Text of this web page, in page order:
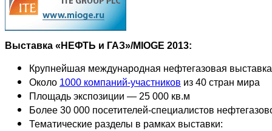
Выставка «НЕФТЬ и ГАЗ»/MIOGE 2013:
Крупнейшая международная нефтегазовая
Около 1000 компаний-участников из 40 стран мира
Площадь экспозиции — 25 000 кв.м
Более 30 000 посетителей-специалистов
Тематические разделы в рамках выставки: